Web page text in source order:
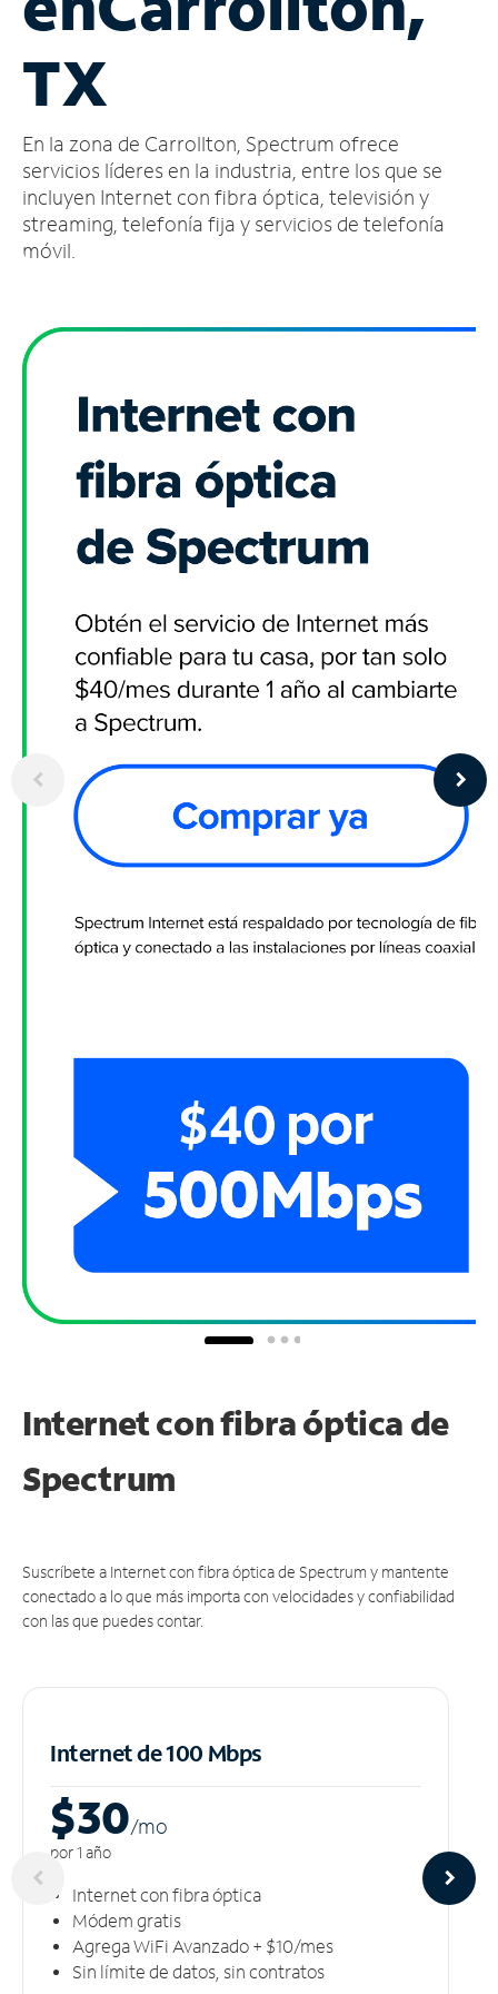
cuenta
Encuentra
tienda
TX
En la zona de Carrollton, Spectrum ofrece
servicios líderes en la industria, entre los que se
incluyen Internet con fibra óptica, televisión y
streaming, telefonía fija y servicios de telefonía
móvil.
Internet con fibra óptica de
Spectrum
Suscríbete a Internet con fibra óptica de Spectrum y mantente
conectado a lo que más importa con velocidades y confiabilidad
con las que puedes contar.
Internet de 100 Mbps
$30/mo
por 1 año
Internet con fibra óptica
Módem gratis
Agrega WiFi Avanzado + $10/mes
Sin límite de datos, sin contratos